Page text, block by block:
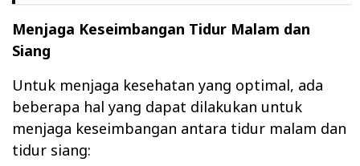
Menjaga Keseimbangan Tidur Malam dan
Siang
Untuk menjaga kesehatan yang optimal, ada
beberapa hal yang dapat dilakukan untuk
menjaga keseimbangan antara tidur malam dan
tidur siang: